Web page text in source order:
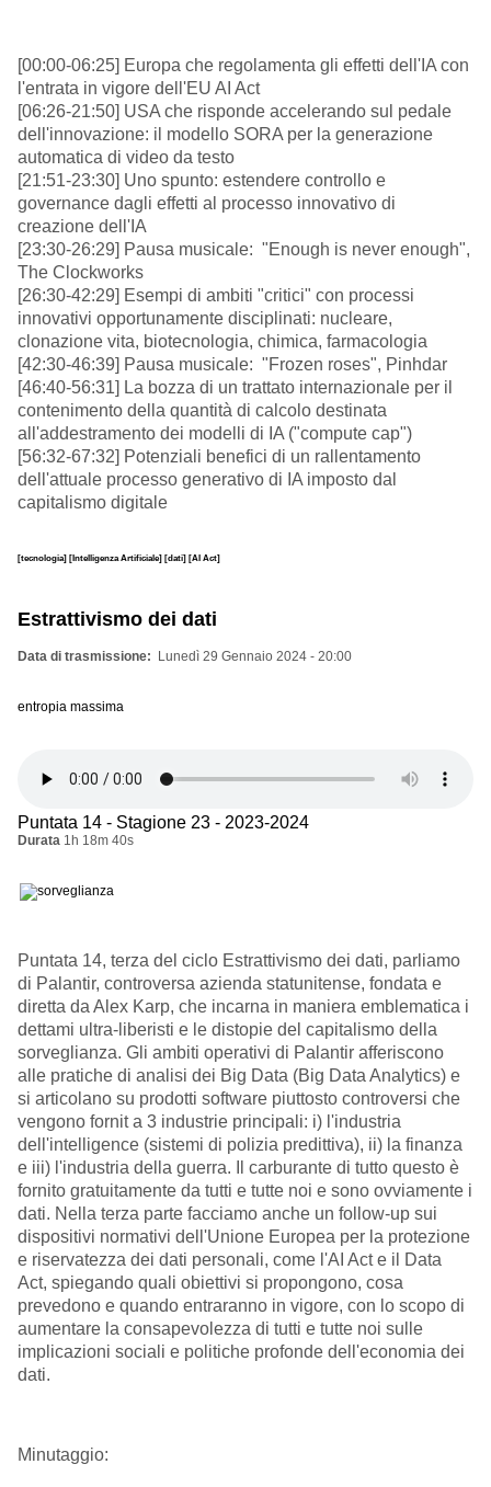
[00:00-06:25] Europa che regolamenta gli effetti dell'IA con
l'entrata in vigore dell'EU AI Act
[06:26-21:50] USA che risponde accelerando sul pedale
dell'innovazione: il modello SORA per la generazione
automatica di video da testo
[21:51-23:30] Uno spunto: estendere controllo e
governance dagli effetti al processo innovativo di
creazione dell'IA
[23:30-26:29] Pausa musicale: "Enough is never enough",
The Clockworks
[26:30-42:29] Esempi di ambiti "critici" con processi
innovativi opportunamente disciplinati: nucleare,
clonazione vita, biotecnologia, chimica, farmacologia
[42:30-46:39] Pausa musicale: "Frozen roses", Pinhdar
[46:40-56:31] La bozza di un trattato internazionale per il
contenimento della quantità di calcolo destinata
all'addestramento dei modelli di IA ("compute cap")
[56:32-67:32] Potenziali benefici di un rallentamento
dell'attuale processo generativo di IA imposto dal
capitalismo digitale
[tecnologia] [Intelligenza Artificiale] [dati] [AI Act]
Estrattivismo dei dati
Data di trasmissione Lunedì 29 Gennaio 2024 - 20:00
entropia massima
Puntata 14 - Stagione 23 - 2023-2024
Durata 1h 18m 40s
Puntata 14, terza del ciclo Estrattivismo dei dati, parliamo
di Palantir, controversa azienda statunitense, fondata e
diretta da Alex Karp, che incarna in maniera emblematica i
dettami ultra-liberisti e le distopie del capitalismo della
sorveglianza. Gli ambiti operativi di Palantir afferiscono
alle pratiche di analisi dei Big Data (Big Data Analytics) e
si articolano su prodotti software piuttosto controversi che
vengono fornit a 3 industrie principali: i) l'industria
dell'intelligence (sistemi di polizia predittiva), ii) la finanza
e iii) l'industria della guerra. Il carburante di tutto questo è
fornito gratuitamente da tutti e tutte noi e sono ovviamente i
dati. Nella terza parte facciamo anche un follow-up sui
dispositivi normativi dell'Unione Europea per la protezione
e riservatezza dei dati personali, come l'AI Act e il Data
Act, spiegando quali obiettivi si propongono, cosa
prevedono e quando entraranno in vigore, con lo scopo di
aumentare la consapevolezza di tutti e tutte noi sulle
implicazioni sociali e politiche profonde dell'economia dei
dati.
Minutaggio: